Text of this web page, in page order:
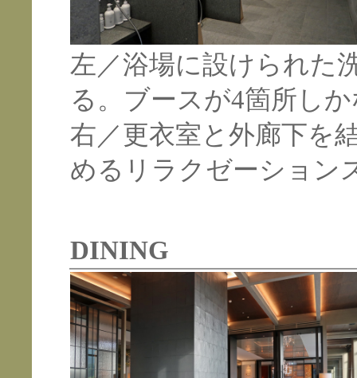
左／浴場に設けられた
る。ブースが4箇所し
右／更衣室と外廊下を
めるリラクゼーション
DINING